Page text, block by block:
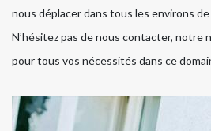
nous déplacer dans tous les environs
N’hésitez pas de nous contacter, notre
pour tous vos nécessités dans ce